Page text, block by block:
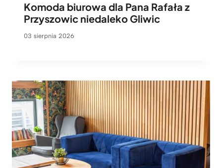
Komoda biurowa dla Pana Rafała z
Przyszowic niedaleko Gliwic
03 sierpnia 2026